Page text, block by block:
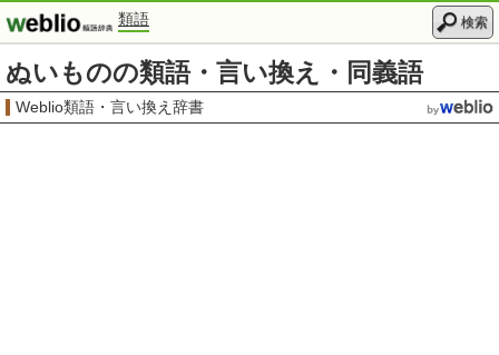
類語 検索
ぬいものの類語・言い換え・同義語
Weblio類語・言い換え辞書